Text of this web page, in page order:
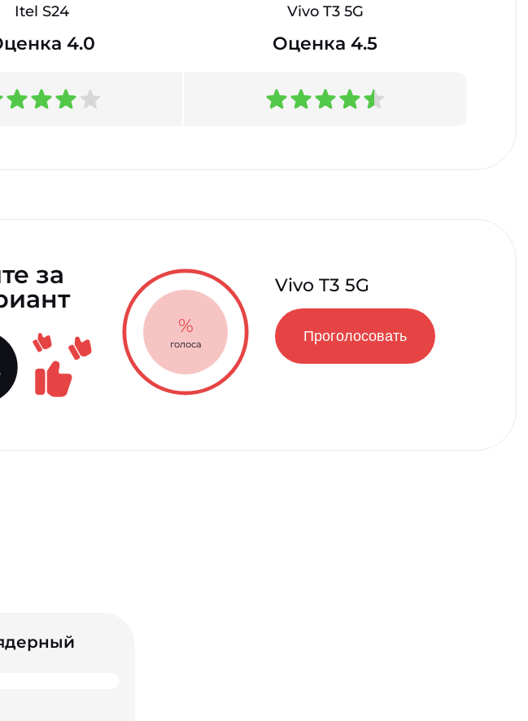
Itel S24 Vivo T3 5G
4.0 Оценка 4.5
за
Vivo T3 5G
Проголосовать
%
голоса